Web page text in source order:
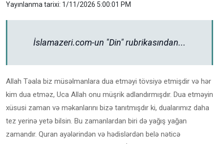
Yayınlanma tarixi: 1/11/2026 5:00:01 PM
İslamazeri.com-un "Din" rubrikasından...
Allah Təala biz müsəlmanlara dua etməyi tövsiyə etmişdir və hər
kim dua etməz, Uca Allah onu müşrik adlandırmışdır. Dua etməyin
xüsusi zaman və məkanlarını bizə tanıtmışdır ki, dualarımız daha
tez yerinə yetə bilsin. Bu zamanlardan biri də yağış yağan
zamandır. Quran ayələrindən və hədislərdən belə nəticə